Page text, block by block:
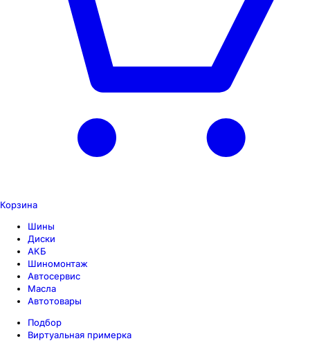
Корзина
Шины
Диски
АКБ
Шиномонтаж
Автосервис
Масла
Автотовары
Подбор
Виртуальная примерка